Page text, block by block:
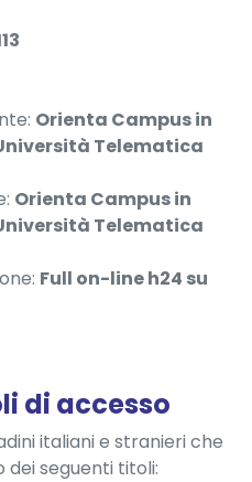
Orienta Campus in
Telematica
Orienta Campus in
Telematica
Full on-line h24 su
di accesso
italiani e stranieri che
dei seguenti titoli: